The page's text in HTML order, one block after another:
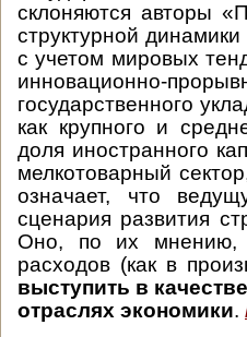
склоняются авторы
структурной
с учетом мировых
инновационно-
государственного
как крупного и
доля иностранного
мелкотоварный
означает, что
сценария развития
Оно, по их мнению,
расходов (как в
выступить в
отраслях экономики.